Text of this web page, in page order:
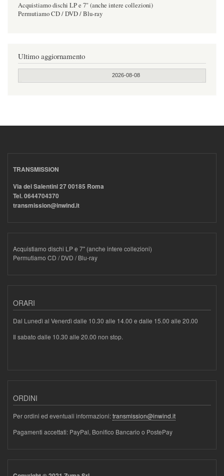
Acquistiamo dischi LP e 7" (anche intere collezioni)
Permutiamo CD / DVD / Blu-ray
Ultimo aggiornamento
2026-08-08
TRANSMISSION
Via dei Salentini 27 00185 Roma
Tel. 0644704370
transmission@inwind.it
Acquistiamo dischi LP e 7" (anche intere collezioni)
Permutiamo CD / DVD / Blu-ray
ORARI
Dal Lunedì al Venerdì dalle 10.30 alle 14.00 e dalle 15.00 alle 20.00
Il sabato dalle 10.30 alle 20.00 non stop.
ORDINI
Per ordini ed eventuali informazioni:transmission@inwind.it
Pagamenti accettati: PayPal, Bonifico Bancario o PostePay